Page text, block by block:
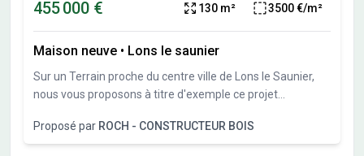
455 000 € 130 m² 3500 €/m²
Maison neuve • Lons le saunier
Sur un Terrain proche du centre ville de Lons le Saunier,
nous vous proposons à titre d'exemple ce projet
Proposé par ROCH - CONSTRUCTEUR BOIS